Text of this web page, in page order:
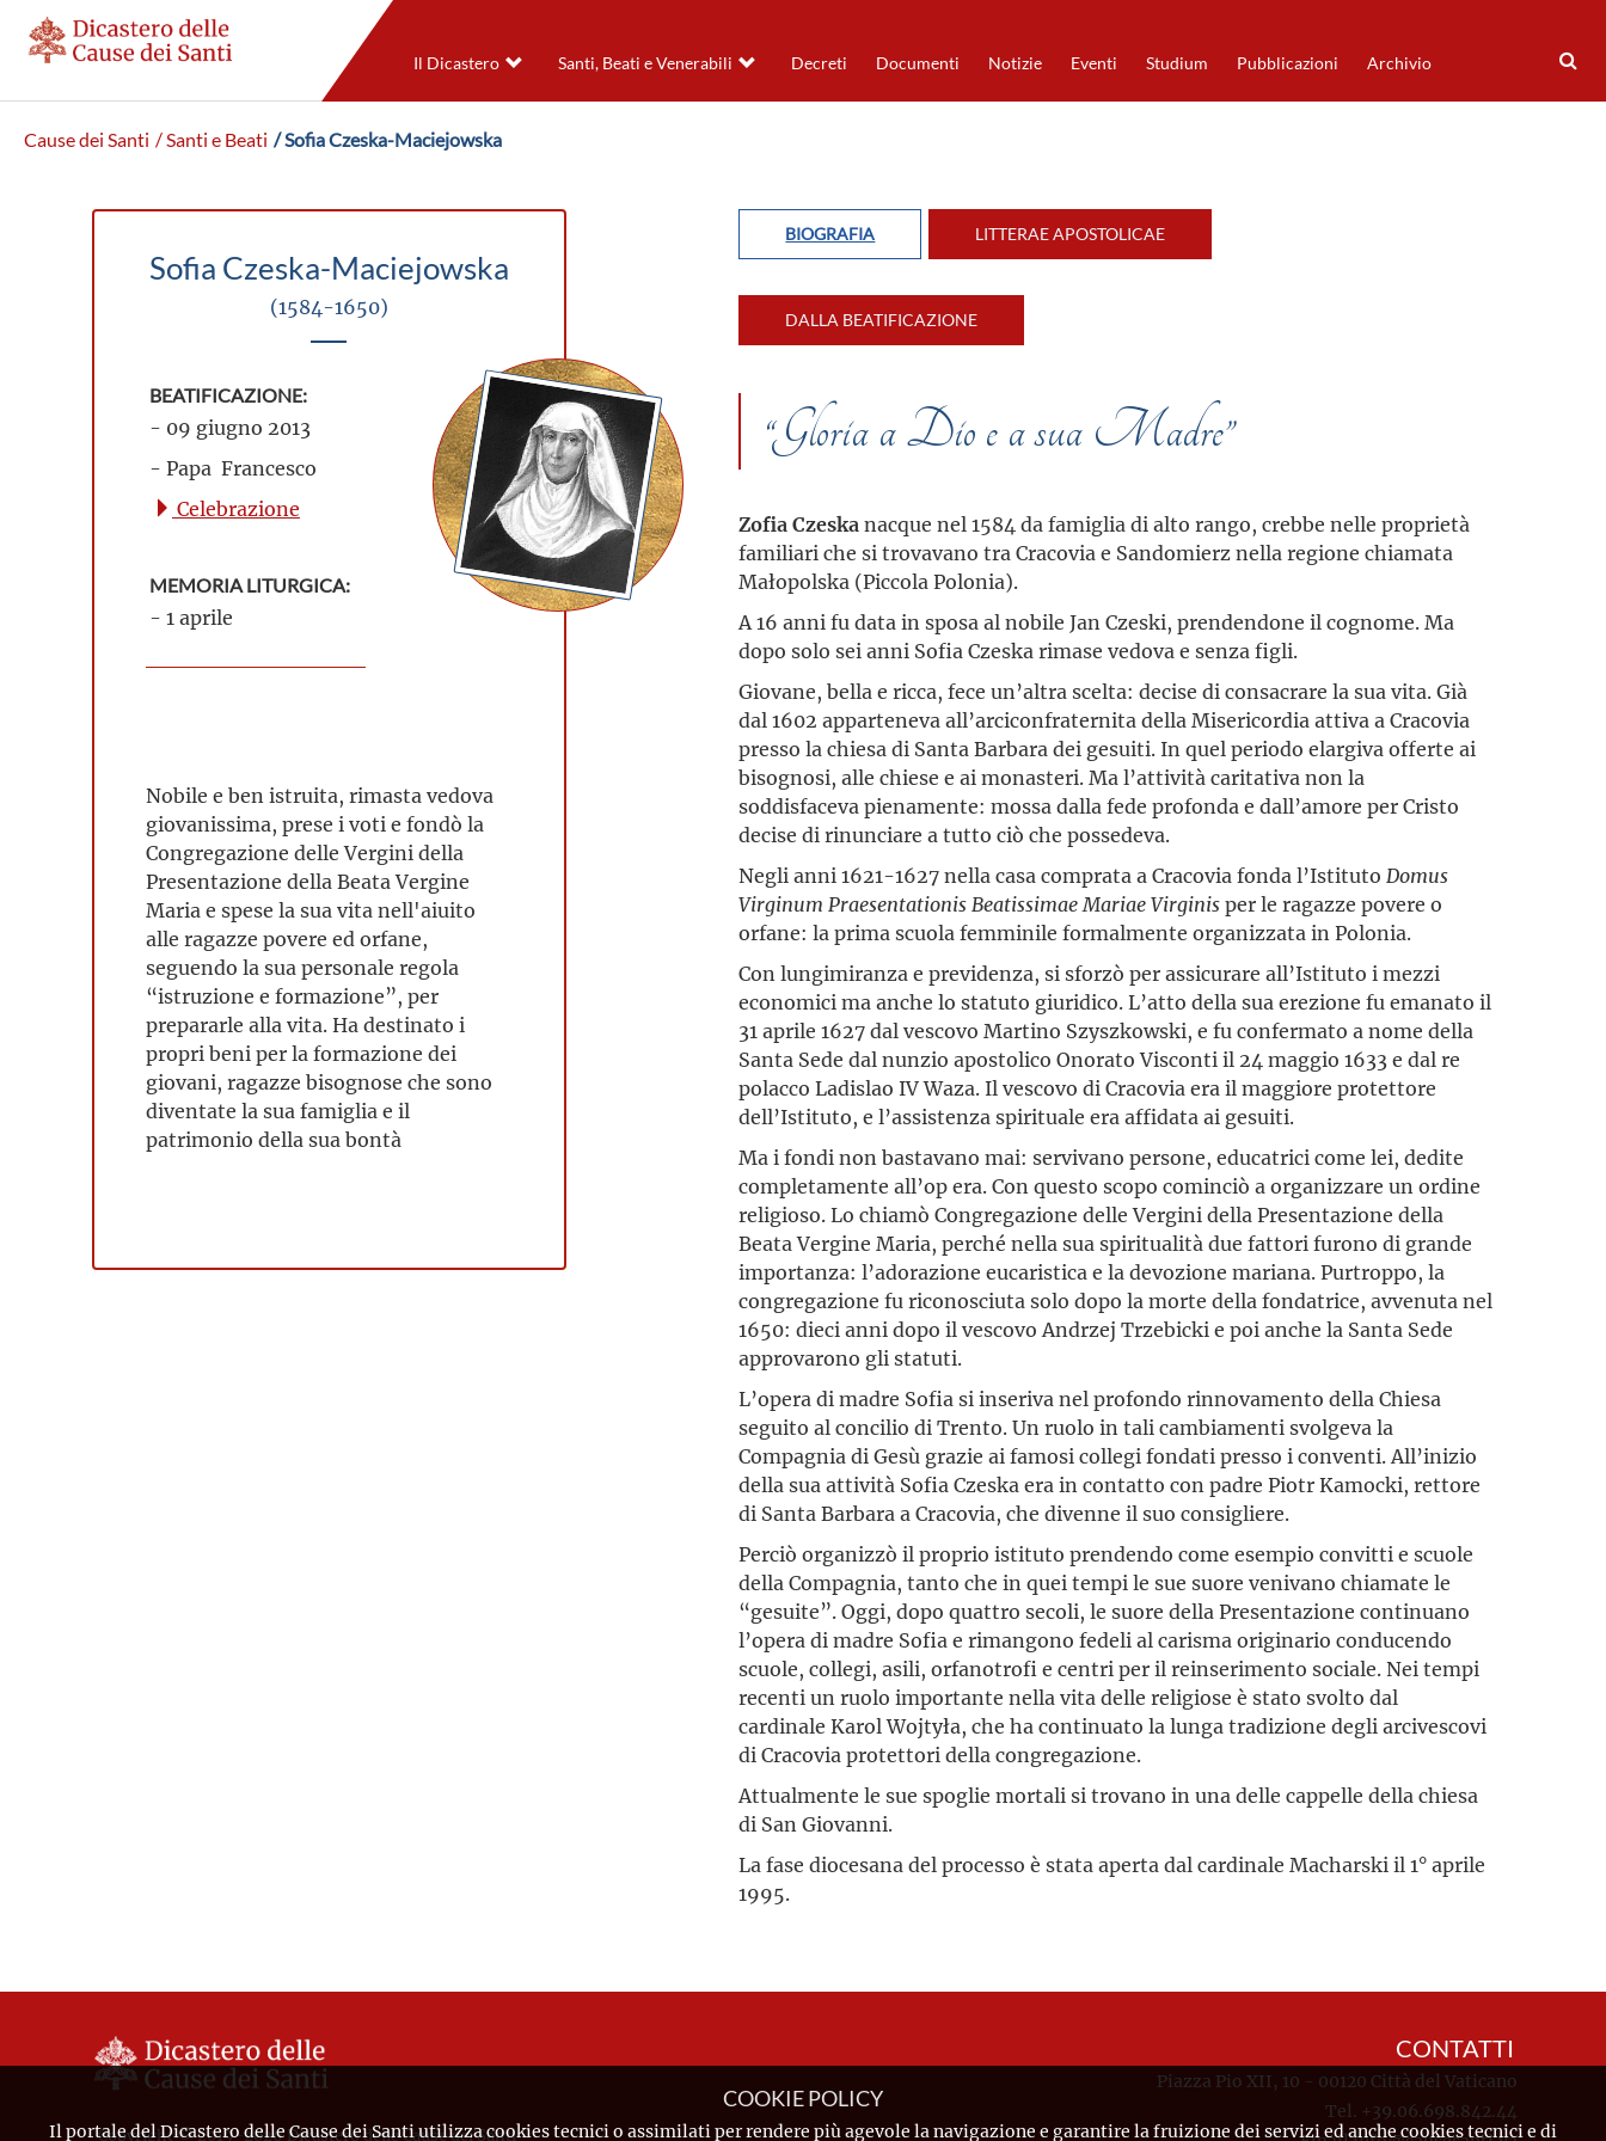
Il Dicastero Santi, Beati e Venerabili Decreti Documenti Notizie Eventi Studium Pubblicazioni Archivio
Cause dei Santi / Santi e Beati / Sofia Czeska-Maciejowska
Sofia Czeska-Maciejowska
(1584-1650)
BEATIFICAZIONE:
- 09 giugno 2013
- Papa Francesco
Celebrazione
MEMORIA LITURGICA:
- 1 aprile
Nobile e ben istruita, rimasta vedova
giovanissima, prese i voti e fondò la
Congregazione delle Vergini della
Presentazione della Beata Vergine
Maria e spese la sua vita nell'aiuito
alle ragazze povere ed orfane,
seguendo la sua personale regola
“istruzione e formazione”, per
prepararle alla vita. Ha destinato i
propri beni per la formazione dei
giovani, ragazze bisognose che sono
diventate la sua famiglia e il
patrimonio della sua bontà
BIOGRAFIA LITTERAE APOSTOLICAE
DALLA BEATIFICAZIONE
“Gloria a Dio e a sua Madre”
Zofia Czeskanacque nel 1584 da famiglia di alto rango, crebbe nelle proprietà
familiari che si trovavano tra Cracovia e Sandomierz nella regione chiamata
Małopolska (Piccola Polonia).
A 16 anni fu data in sposa al nobile Jan Czeski, prendendone il cognome. Ma
dopo solo sei anni Sofia Czeska rimase vedova e senza figli.
Giovane, bella e ricca, fece un’altra scelta: decise di consacrare la sua vita. Già
dal 1602 apparteneva all’arciconfraternita della Misericordia attiva a Cracovia
presso la chiesa di Santa Barbara dei gesuiti. In quel periodo elargiva offerte ai
bisognosi, alle chiese e ai monasteri. Ma l’attività caritativa non la
soddisfaceva pienamente: mossa dalla fede profonda e dall’amore per Cristo
decise di rinunciare a tutto ciò che possedeva.
Negli anni 1621-1627 nella casa comprata a Cracovia fonda l’Istituto Domus
Virginum Praesentationis Beatissimae Mariae Virginisper le ragazze povere o
orfane: la prima scuola femminile formalmente organizzata in Polonia.
Con lungimiranza e previdenza, si sforzò per assicurare all’Istituto i mezzi
economici ma anche lo statuto giuridico. L’atto della sua erezione fu emanato il
31 aprile 1627 dal vescovo Martino Szyszkowski, e fu confermato a nome della
Santa Sede dal nunzio apostolico Onorato Visconti il 24 maggio 1633 e dal re
polacco Ladislao IV Waza. Il vescovo di Cracovia era il maggiore protettore
dell’Istituto, e l’assistenza spirituale era affidata ai gesuiti.
Ma i fondi non bastavano mai: servivano persone, educatrici come lei, dedite
completamente all’op era. Con questo scopo cominciò a organizzare un ordine
religioso. Lo chiamò Congregazione delle Vergini della Presentazione della
Beata Vergine Maria, perché nella sua spiritualità due fattori furono di grande
importanza: l’adorazione eucaristica e la devozione mariana. Purtroppo, la
congregazione fu riconosciuta solo dopo la morte della fondatrice, avvenuta nel
1650: dieci anni dopo il vescovo Andrzej Trzebicki e poi anche la Santa Sede
approvarono gli statuti.
L’opera di madre Sofia si inseriva nel profondo rinnovamento della Chiesa
seguito al concilio di Trento. Un ruolo in tali cambiamenti svolgeva la
Compagnia di Gesù grazie ai famosi collegi fondati presso i conventi. All’inizio
della sua attività Sofia Czeska era in contatto con padre Piotr Kamocki, rettore
di Santa Barbara a Cracovia, che divenne il suo consigliere.
Perciò organizzò il proprio istituto prendendo come esempio convitti e scuole
della Compagnia, tanto che in quei tempi le sue suore venivano chiamate le
“gesuite”. Oggi, dopo quattro secoli, le suore della Presentazione continuano
l’opera di madre Sofia e rimangono fedeli al carisma originario conducendo
scuole, collegi, asili, orfanotrofi e centri per il reinserimento sociale. Nei tempi
recenti un ruolo importante nella vita delle religiose è stato svolto dal
cardinale Karol Wojtyła, che ha continuato la lunga tradizione degli arcivescovi
di Cracovia protettori della congregazione.
Attualmente le sue spoglie mortali si trovano in una delle cappelle della chiesa
di San Giovanni.
La fase diocesana del processo è stata aperta dal cardinale Macharski il 1° aprile
1995.
Copyright © 2019-2026 Dicastero delle Cause dei Santi
CONTATTI
Piazza Pio XII, 10 - 00120 Città del Vaticano
Tel. +39.06.698.842.44
COOKIE POLICY
Il portale del Dicastero delle Cause dei Santi utilizza cookies tecnici o assimilati per rendere più agevole la navigazione e garantire la fruizione dei servizi ed anche cookies tecnici e di